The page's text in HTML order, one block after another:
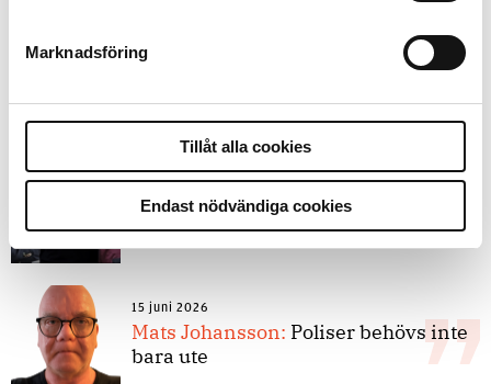
Marknadsföring
Tillåt alla cookies
Endast nödvändiga cookies
8 juli 2026
Det är inte evidenskrav som
7 juli 2026
Debatt:Med för höga krav på evidens
kan polisen inte göra något alls
15 juni 2026
Mats Johansson: Poliser behövs inte
bara ute